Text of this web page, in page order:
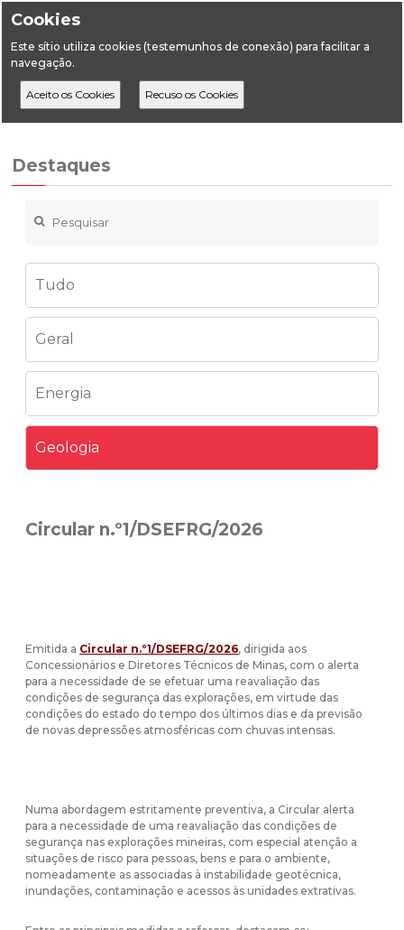
Cookies
Este sítio utiliza cookies (testemunhos de conexão) para facilitar a
navegação.
HomeDestaques Geologia Circular n.º1/DSEFRG/2026
Destaques
Tudo
Geral
Energia
Geologia
Circular n.º1/DSEFRG/2026
Emitida a Circular n.º1/DSEFRG/2026, dirigida aos
Concessionários e Diretores Técnicos de Minas, com o alerta
para a necessidade de se efetuar uma reavaliação das
condições de segurança das explorações, em virtude das
condições do estado do tempo dos últimos dias e da previsão
de novas depressões atmosféricas com chuvas intensas.
Numa abordagem estritamente preventiva, a Circular alerta
para a necessidade de uma reavaliação das condições de
segurança nas explorações mineiras, com especial atenção a
situações de risco para pessoas, bens e para o ambiente,
nomeadamente as associadas à instabilidade geotécnica,
inundações, contaminação e acessos às unidades extrativas.